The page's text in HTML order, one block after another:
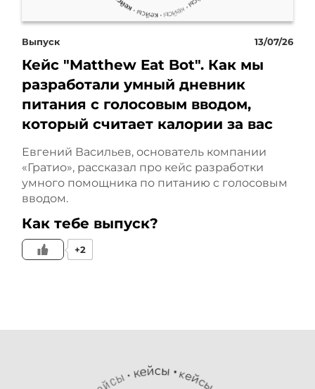
партнёру, а также
сказалось на бюджете,
потому что ремонт
соарендатор тоже хотел
партнёра.
Это история о том, как
малый опыт
довольно неприятным
последствиям и даже к
Выпуск 13/07/26
Кейс "Matthew Eat Bot". Как мы
разработали умный дневник
питания с голосовым вводом,
который считает калории за вас
Евгений Васильев, основатель компании
«Гратио», рассказал про кейс разработки
умного помощника по питанию с голосовым
вводом.
Как тебе выпуск?
+2